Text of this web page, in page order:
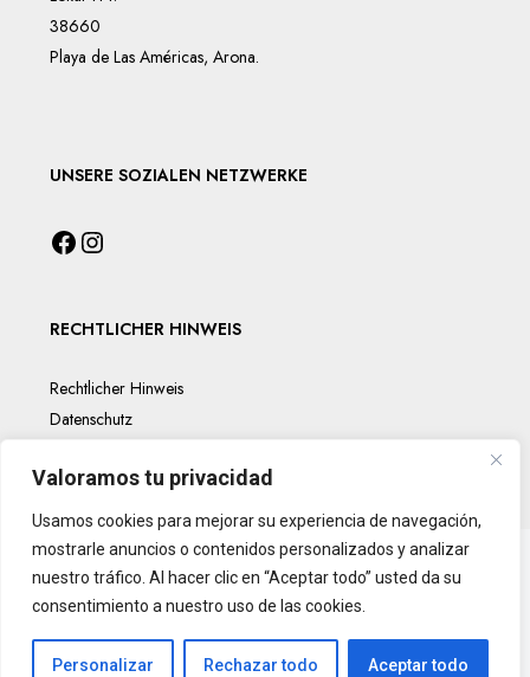
Valoramos tu privacidad
Usamos cookies para mejorar su experiencia de navegación,
mostrarle anuncios o contenidos personalizados y analizar
nuestro tráfico. Al hacer clic en “Aceptar todo” usted da su
consentimiento a nuestro uso de las cookies.
Personalizar Rechazar todo Aceptar todo
38660
Playa de Las Américas, Arona.
UNSERE SOZIALEN NETZWERKE
RECHTLICHER HINWEIS
Rechtlicher Hinweis
Datenschutz
© InmoParis - Alle Rechte vorbehalten